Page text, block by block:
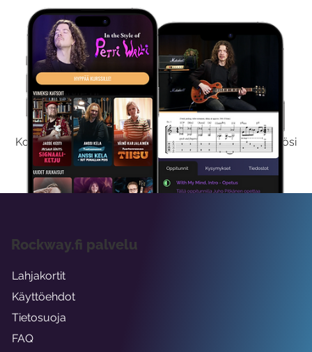
Kokeile Ilmaiseksi
Kokeilemalla ilmaiseksi saat koko sisältömme käyttöösi
viikon ajaksi.
Rockway.fi palvelu
Lahjakortit
Käyttöehdot
Tietosuoja
FAQ